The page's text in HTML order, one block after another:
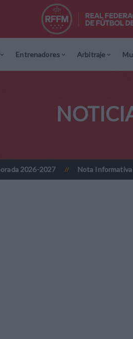
Entrenadores Arbitraje
// Nota Informativa RFFM -